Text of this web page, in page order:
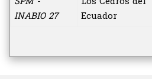
INABIO 27
Ecuador